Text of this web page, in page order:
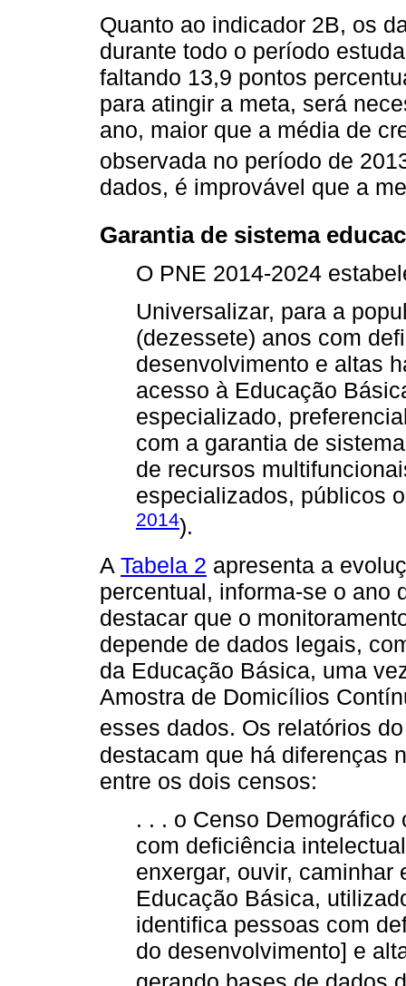
Quanto ao indicador 2B, os
durante todo o período
faltando 13,9 pontos
para atingir a meta, será
ano, maior que a média de
observada no período de
dados, é improvável que a
Garantia de sistema
O PNE 2014-2024
Universalizar, para a
(dezessete) anos com
desenvolvimento e altas
acesso à Educação
especializado,
com a garantia de
de recursos
especializados, públicos
2014).
A Tabela 2 apresenta a
percentual, informa-se o ano
destacar que o
depende de dados legais,
da Educação Básica, uma
Amostra de Domicílios
esses dados. Os relatórios
destacam que há diferenças
entre os dois censos:
. . . o Censo
com deficiência
enxergar, ouvir, caminhar
Educação Básica,
identifica pessoas com
do desenvolvimento] e